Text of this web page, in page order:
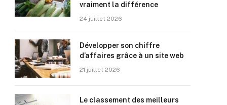
vraiment la différence
24 juillet 2026
Développer son chiffre
d’affaires grâce à un site web
21 juillet 2026
Le classement des meilleurs